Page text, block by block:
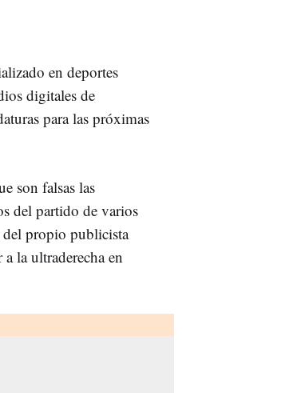
en deportes
digitales de
para las próximas
son falsas las
del partido de varios
propio publicista
la ultraderecha en